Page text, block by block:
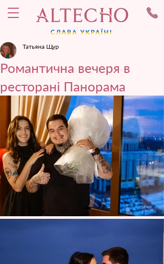
Романтична вечеря в
ресторані Панорама
Татьяна Щур